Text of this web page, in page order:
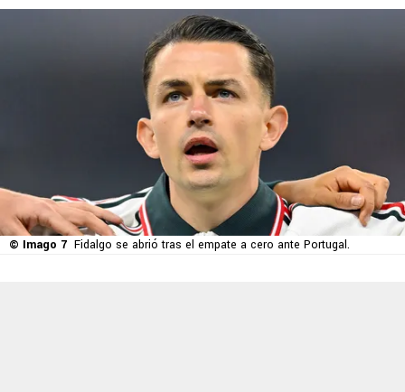
© Imago 7 Fidalgo se abrió tras el empate a cero ante Portugal.